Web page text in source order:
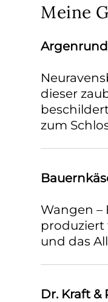
Meine
dieser
zum
Wangen –
produziert
und das
Dr. Kraft